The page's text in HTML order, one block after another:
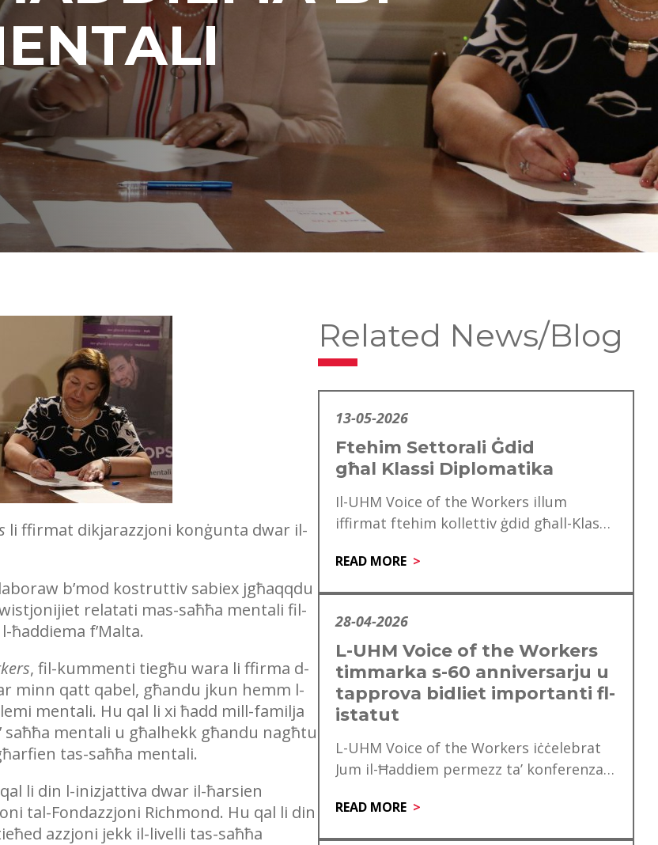
li ffirmat dikjarazzjoni konġunta dwar il-
b’mod kostruttiv sabiex jgħaqqdu
relatati mas-saħħa mentali fil-
f’Malta.
, fil-kummenti tiegħu wara li ffirma d-
minn qatt qabel, għandu jkun hemm l-
mentali. Hu qal li xi ħadd mill-familja
saħħa mentali u għalhekk għandu nagħtu
tas-saħħa mentali.
li din l-inizjattiva dwar il-ħarsien
tal-Fondazzjoni Richmond. Hu qal li din
azzjoni jekk il-livelli tas-saħħa
Related News/Blog
13-05-2026
Ftehim Settorali Ġdid
għal Klassi Diplomatika
Il-UHM Voice of the Workers illum
iffirmat ftehim kollettiv ġdid għall-Klassi
mitt ħaddiem. Dan…
READ MORE
28-04-2026
L-UHM Voice of the Workers
timmarka s-60 anniversarju u
tapprova bidliet importanti fl-
istatut
L-UHM Voice of the Workers iċċelebrat
Jum il-Ħaddiem permezz ta’ konferenza
mfakkar ukoll is-60 anniversarju…
READ MORE